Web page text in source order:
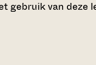
gebruik van deze